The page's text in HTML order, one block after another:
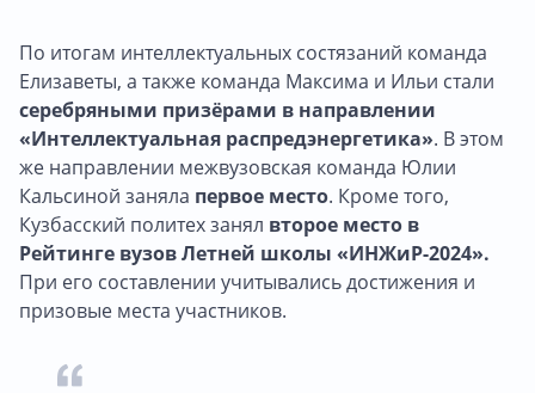
По итогам интеллектуальных состязаний команда
Елизаветы, а также команда Максима и Ильи стали
серебряными призёрами в направлении
«Интеллектуальная распредэнергетика». В этом
же направлении межвузовская команда Юлии
Кальсиной заняла первое место. Кроме того,
Кузбасский политех занял второе место в
Рейтинге вузов Летней школы «ИНЖиР-2024».
При его составлении учитывались достижения и
призовые места участников.